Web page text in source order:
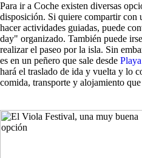
Para ir a Coche existen diversas
disposición. Si quiere compartir con
hacer actividades guiadas, puede
day" organizado. También puede
realizar el paseo por la isla. Sin
es en un peñero que sale desde
hará el traslado de ida y vuelta y lo
comida, transporte y alojamiento